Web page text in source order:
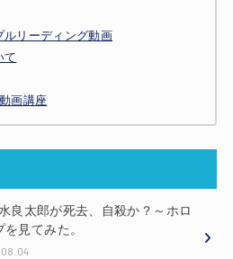
ルリーディング動画
て
画講座
良太郎が死去、自殺か？～ホロ
を見てみた。